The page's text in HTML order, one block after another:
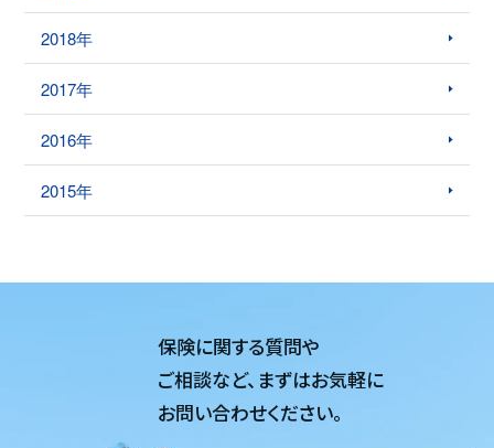
2018年
2017年
2016年
2015年
保険に関する質問や
ご相談など、 まずはお気軽に
お問い合わせください。